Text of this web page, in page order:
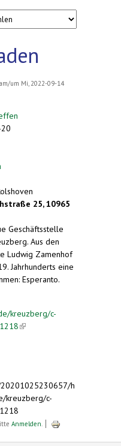
am/um Mi, 2022-09-14
25, 10965
Geschäftsstelle
Aus den
Ludwig Zamenhof
Jahrhunderts eine
Esperanto.
kreuzberg/c-
(link is external)
h
kreuzberg/c-
Anmelden